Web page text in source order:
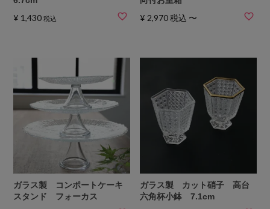
¥ 1,430 税込 ¥ 2,970税込 〜
ガラス製 コンポートケーキ
スタンド フォーカス
ガラス製 カット硝子 高台
六角杯小鉢 7.1cm